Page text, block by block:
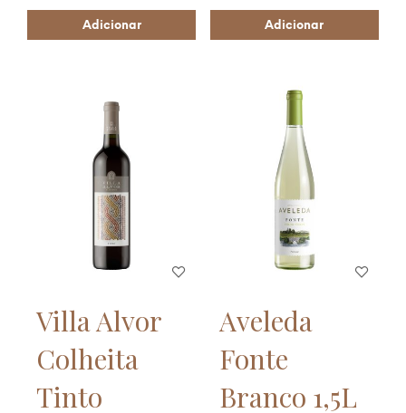
Adicionar Adicionar
Villa Alvor
Colheita
Tinto
Aveleda
Fonte
Branco 1,5L